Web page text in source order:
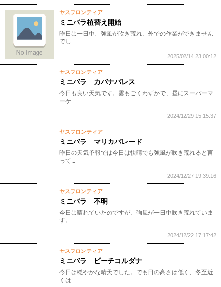
ヤスフロンティア
ミニバラ植替え開始
昨日は一日中、強風が吹き荒れ、外での作業ができません
でし...
2025/02/14 23:00:12
ヤスフロンティア
ミニバラ カバナパレス
今日も良い天気です。雲もごくわずかで、昼にスーパーマ
ーケ...
2024/12/29 15:15:37
ヤスフロンティア
ミニバラ マリカパレード
昨日の天気予報では今日は快晴でも強風が吹き荒れると言
って...
2024/12/27 19:39:16
ヤスフロンティア
ミニバラ 不明
今日は晴れていたのですが、強風が一日中吹き荒れていま
す。...
2024/12/22 17:17:42
ヤスフロンティア
ミニバラ ピーチコルダナ
今日は穏やかな晴天でした。でも日の高さは低く、冬至近
くは...